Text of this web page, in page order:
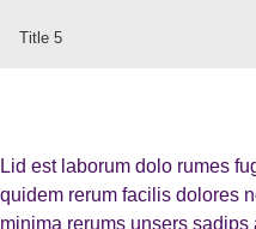
Title 5
Lid est laborum dolo rumes
quidem rerum facilis dolores
minima rerums unsers sadips